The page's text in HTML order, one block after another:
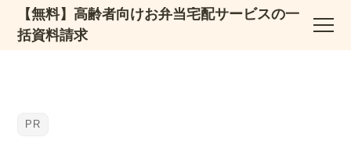
【無料】高齢者向けお弁当宅配サービスの一
括資料請求